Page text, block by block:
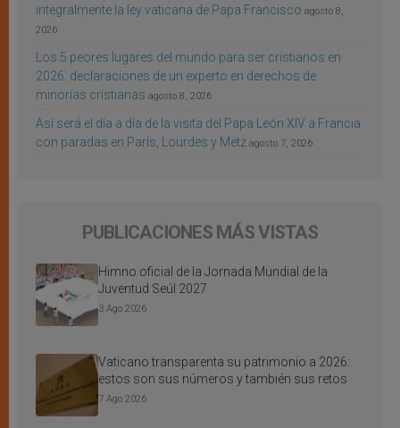
integralmente la ley vaticana de Papa Francisco agosto 8,
2026
Los 5 peores lugares del mundo para ser cristianos en
2026: declaraciones de un experto en derechos de
minorías cristianas agosto 8, 2026
Así será el día a día de la visita del Papa León XIV a Francia
con paradas en París, Lourdes y Metz agosto 7, 2026
PUBLICACIONES MÁS VISTAS
Himno oficial de la Jornada Mundial de la
Juventud Seúl 2027
3 Ago 2026
Vaticano transparenta su patrimonio a 2026:
estos son sus números y también sus retos
7 Ago 2026